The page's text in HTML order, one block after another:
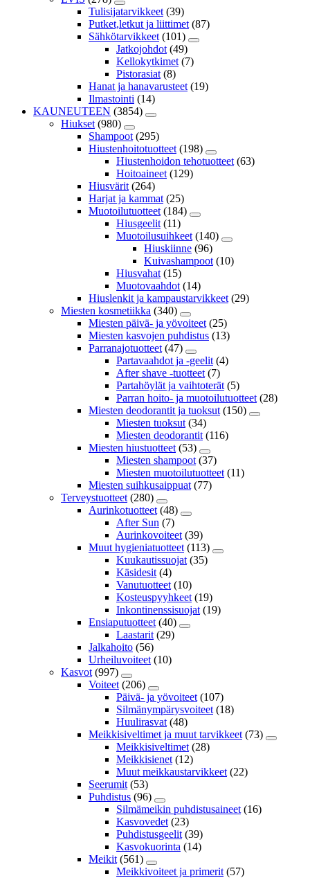
Tulisijatarvikkeet (39)
Putket,letkut ja liittimet (87)
Sähkötarvikkeet (101)
Jatkojohdot (49)
Kellokytkimet (7)
Pistorasiat (8)
Hanat ja hanavarusteet (19)
Ilmastointi (14)
KAUNEUTEEN (3854)
Hiukset (980)
Shampoot (295)
Hiustenhoitotuotteet (198)
Hiustenhoidon tehotuotteet (63)
Hoitoaineet (129)
Hiusvärit (264)
Harjat ja kammat (25)
Muotoilutuotteet (184)
Hiusgeelit (11)
Muotoilusuihkeet (140)
Hiuskiinne (96)
Kuivashampoot (10)
Hiusvahat (15)
Muotovaahdot (14)
Hiuslenkit ja kampaustarvikkeet (29)
Miesten kosmetiikka (340)
Miesten päivä- ja yövoiteet (25)
Miesten kasvojen puhdistus (13)
Parranajotuotteet (47)
Partavaahdot ja -geelit (4)
After shave -tuotteet (7)
Partahöylät ja vaihtoterät (5)
Parran hoito- ja muotoilutuotteet (28)
Miesten deodorantit ja tuoksut (150)
Miesten tuoksut (34)
Miesten deodorantit (116)
Miesten hiustuotteet (53)
Miesten shampoot (37)
Miesten muotoilutuotteet (11)
Miesten suihkusaippuat (77)
Terveystuotteet (280)
Aurinkotuotteet (48)
After Sun (7)
Aurinkovoiteet (39)
Muut hygieniatuotteet (113)
Kuukautissuojat (35)
Käsidesit (4)
Vanutuotteet (10)
Kosteuspyyhkeet (19)
Inkontinenssisuojat (19)
Ensiaputuotteet (40)
Laastarit (29)
Jalkahoito (56)
Urheiluvoiteet (10)
Kasvot (997)
Voiteet (206)
Päivä- ja yövoiteet (107)
Silmänympärysvoiteet (18)
Huulirasvat (48)
Meikkisiveltimet ja muut tarvikkeet (73)
Meikkisiveltimet (28)
Meikkisienet (12)
Muut meikkaustarvikkeet (22)
Seerumit (53)
Puhdistus (96)
Silmämeikin puhdistusaineet (16)
Kasvovedet (23)
Puhdistusgeelit (39)
Kasvokuorinta (14)
Meikit (561)
Meikkivoiteet ja primerit (57)